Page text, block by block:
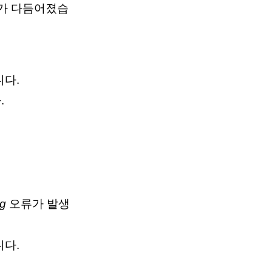
다듬어졌습
다.
오류가 발생
다.